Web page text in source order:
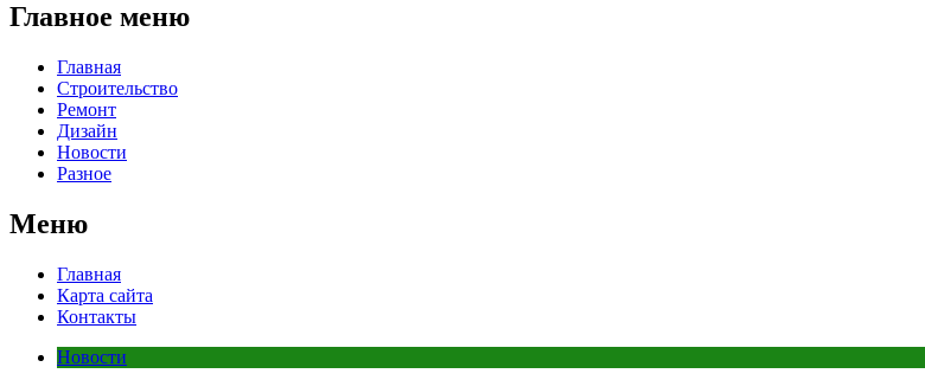
Главное меню
Главная
Строительство
Ремонт
Дизайн
Новости
Разное
Меню
Главная
Карта сайта
Контакты
Новости